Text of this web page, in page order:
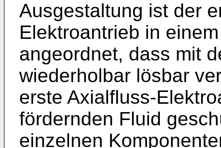
Ausgestaltung ist der
Elektroantrieb in
angeordnet, dass mit
wiederholbar lösbar
erste Axialfluss-
fördernden Fluid
einzelnen